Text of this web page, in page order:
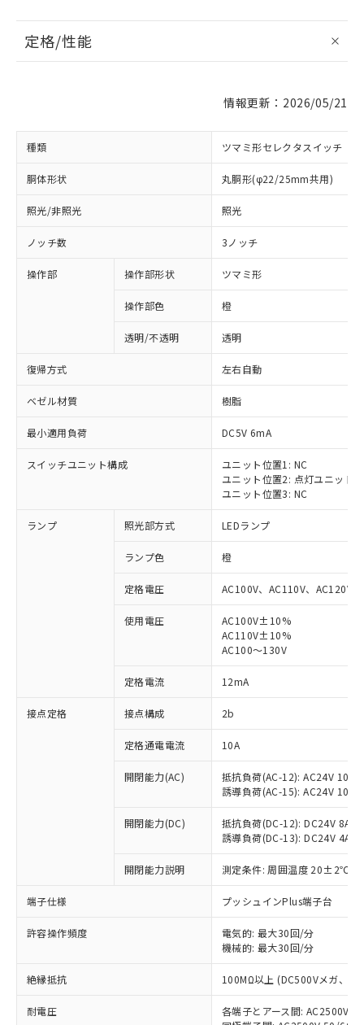
定格/性能
情報更新：2026/05/21
種類 ツマミ形セレクタスイッチ
胴体形状 丸胴形(φ22/25mm共用)
照光/非照光 照光
ノッチ数 3ノッチ
操作部 操作部形状 ツマミ形
操作部色 橙
透明/不透明 透明
復帰方式 左右自動
ベゼル材質 樹脂
最小適用負荷 DC5V 6mA
スイッチユニット構成
ユニット位置1: NC
ユニット位置2: 点灯ユニット
ユニット位置3: NC
ランプ 照光部方式 LEDランプ
ランプ色 橙
定格電圧 AC100V、AC110V、AC120V
使用電圧
AC100V±10%
AC110V±10%
AC100～130V
定格電流 12mA
接点定格 接点構成 2b
定格通電電流 10A
開閉能力(AC)
抵抗負荷(AC-12): AC24V 10A/
誘導負荷(AC-15): AC24V
開閉能力(DC)
抵抗負荷(DC-12): DC24V 8A/
誘導負荷(DC-13): DC24V 4A/
開閉能力説明 測定条件: 周囲温度 20±2℃、
端子仕様 プッシュインPlus端子台
許容操作頻度
電気的: 最大30回/分
機械的: 最大30回/分
絶縁抵抗 100MΩ以上 (DC500Vメガ、点
耐電圧
各端子とアース間: AC2500V
ご利用条件
以下の条件をお読みいただき、同意のうえ
本サービスは、当社制御機器事業取扱
商品の当社在庫状況および標準価格
(税抜)を提供させていただくもので
当社制御機器事業取扱商品の中には、
本サービスの対象外となる商品もある
ことをご了承ください。
在庫状況および標準価格照会結果は、
記載している更新日時点での社内デー
タに基づき作成されるものであり、閲
準価格とは異なる場合があることをご
対応済み：EU RoHS指令（10物質）の
非含有に対応した製品が提供可能な商品で
対応予定：EU RoHS指令（10物質）の非含
有に対応した製品に切り替える予定のある
対応予定なし：EU RoHS指令（10物質）の
非含有に非対応の商品で、対応品を出す予
調査・確認中：EU RoHS指令（10物質）の
非含有の対応状況を調査中または確認中の
非該当品：ライセンス料など無形物で、有
害物質有無と関係のない商品です。
仕入先様の事情により、非含有部品として
いたものが、含有品と判明した場合などや
むを得ず変更することがあります。
*EU RoHS指令（10物質）：
鉛(Pb) 1000ppm以下、 水銀(Hg) 1000ppm以下、 カド
六価クロム(Cr(Ⅵ)) 1000ppm以下、ポリ臭化ビフェニル
「○」：最大均質材料含有率が中国RoHSの
基準値以下であることを示します。
「×」：最大均質材料含有率が中国RoHSの
基準値を超えていることを示します。
「－」：未確認です。当社販売部門へお問
当社は、これら貴社製品のうち、外国
為替および外国貿易法に定める商品
（以下｢規制貨物等」という）を輸出
または国外への提供する場合は、日本
国政府の輸出許可(または役務取引許
可)を取得するなどの必要な手続きを